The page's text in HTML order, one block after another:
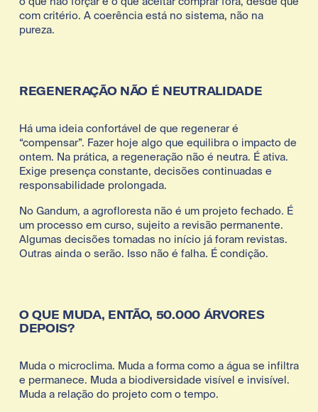
com critério. A coerência está no sistema, não na
pureza.
REGENERAÇÃO NÃO É NEUTRALIDADE
Há uma ideia confortável de que regenerar é
“compensar”. Fazer hoje algo que equilibra o impacto de
ontem. Na prática, a regeneração não é neutra. É ativa.
Exige presença constante, decisões continuadas e
responsabilidade prolongada.
No Gandum, a agrofloresta não é um projeto fechado. É
um processo em curso, sujeito a revisão permanente.
Algumas decisões tomadas no início já foram revistas.
Outras ainda o serão. Isso não é falha. É condição.
O QUE MUDA, ENTÃO, 50.000 ÁRVORES
DEPOIS?
Muda o microclima. Muda a forma como a água se infiltra
e permanece. Muda a biodiversidade visível e invisível.
Muda a relação do projeto com o tempo.